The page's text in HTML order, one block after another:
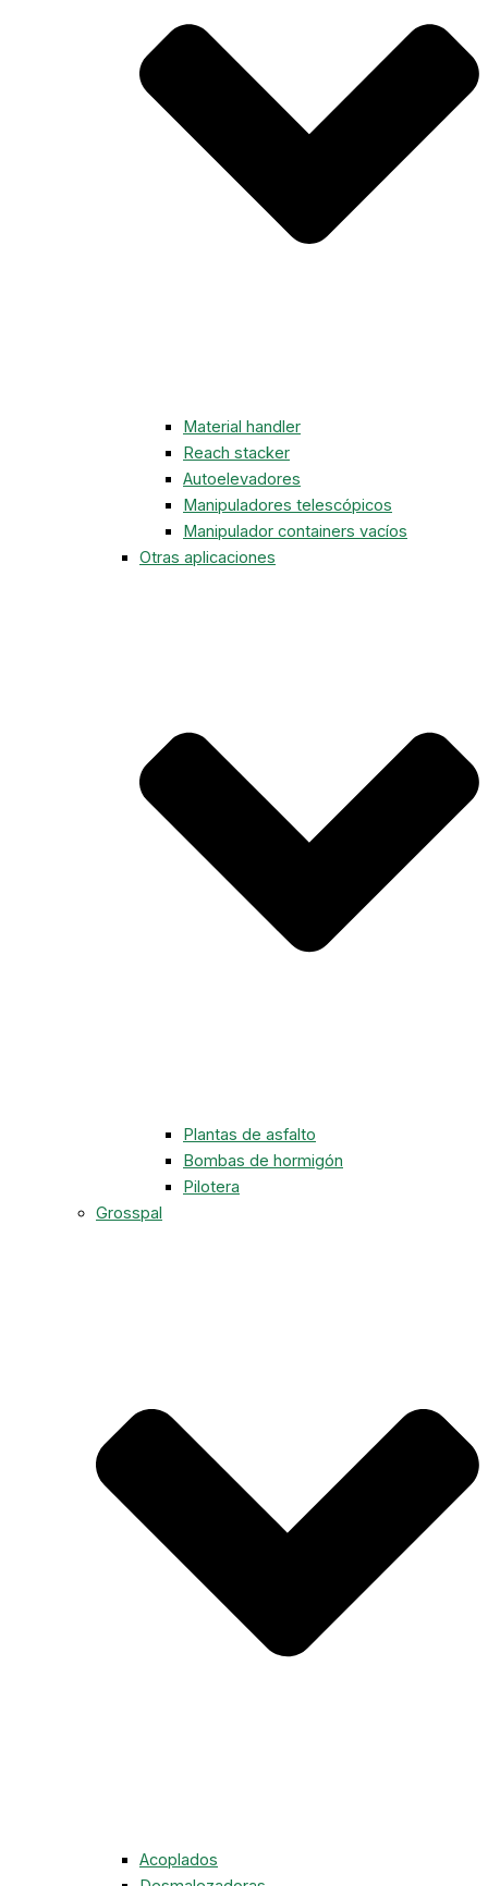
Material handler
Reach stacker
Autoelevadores
Manipuladores telescópicos
Manipulador containers vacíos
Otras aplicaciones
Plantas de asfalto
Bombas de hormigón
Pilotera
Grosspal
Acoplados